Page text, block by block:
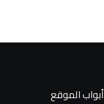
أبواب الموقع